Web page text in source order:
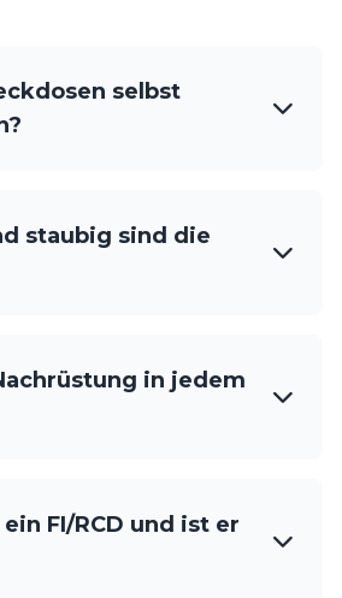
selbst
staubig sind die
in jedem
FI/RCD und ist er